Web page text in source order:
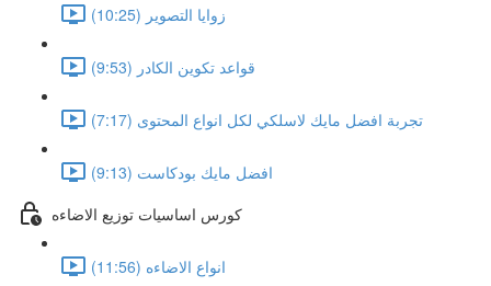
زوايا التصوير (10:25)
قواعد تكوين الكادر (9:53)
تجربة افضل مايك لاسلكي لكل انواع المحتوى (7:17)
افضل مايك بودكاست (9:13)
كورس اساسيات توزيع الاضاءه
انواع الاضاءه (11:56)